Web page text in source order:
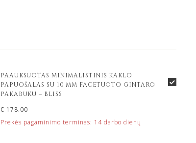
PAAUKSUOTAS MINIMALISTINIS KAKLO
PAPUOŠALAS SU 10 MM FACETUOTO GINTARO
PAKABUKU – BLISS
€ 178.00
Prekės pagaminimo terminas: 14 darbo dienų